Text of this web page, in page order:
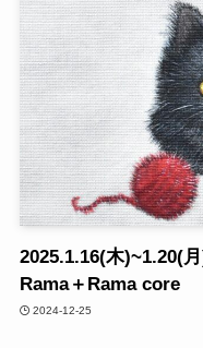
2025.1.16(木)~1.20(
Rama＋Rama core
2024-12-25